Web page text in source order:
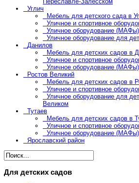
Углич
Мебель для детского сада в
Уличное и спортивное
Уличное оборудование
Уличное оборудование для
Данилов
Мебель для детских садов в
Уличное и спортивное
Уличное оборудование
Ростов Великий
Мебель для детских садов в
Уличное и спортивное
Уличное оборудование для
Великом
Тутаев
Мебель для детских садов в
Уличное и спортивное
Уличное оборудование
Ярославский район
Для детских садов